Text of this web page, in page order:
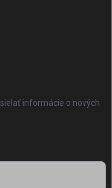
informácie o nových